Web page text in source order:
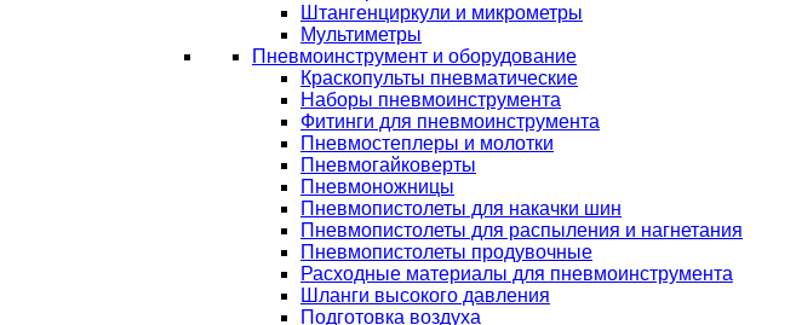
Штангенциркули и микрометры
Мультиметры
Пневмоинструмент и оборудование
Краскопульты пневматические
Наборы пневмоинструмента
Фитинги для пневмоинструмента
Пневмостеплеры и молотки
Пневмогайковерты
Пневмоножницы
Пневмопистолеты для накачки шин
Пневмопистолеты для распыления и нагнетания
Пневмопистолеты продувочные
Расходные материалы для пневмоинструмента
Шланги высокого давления
Подготовка воздуха